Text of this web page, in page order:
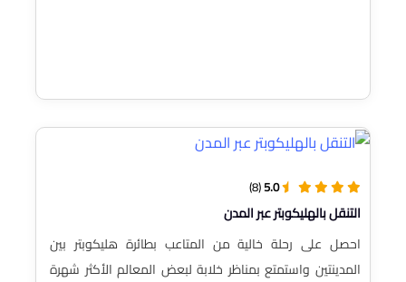
5.0
(8)
التنقل بالهليكوبتر عبر المدن
احصل على رحلة خالية من المتاعب بطائرة هليكوبتر بين
المدينتين واستمتع بمناظر خلابة لبعض المعالم الأكثر شهرة